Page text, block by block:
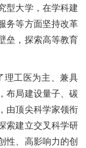
型大学，在学科建
务等方面坚持改革
垒，探索高等教育
理工医为主、兼具
布局建设量子、碳
由顶尖科学家领衔
索建立交叉科学研
性、高影响力的创